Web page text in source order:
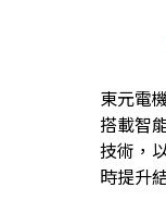
東元電
搭載智
技術，
時提升